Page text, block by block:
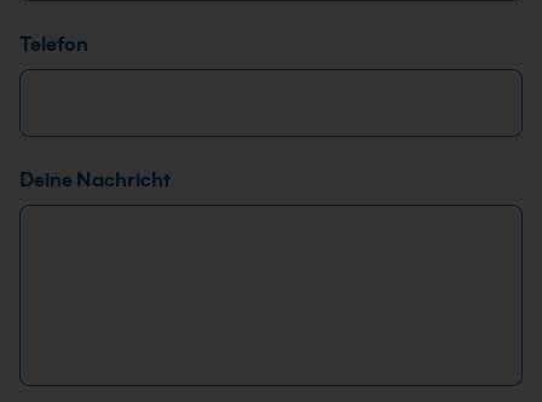
Telefon
Deine Nachricht